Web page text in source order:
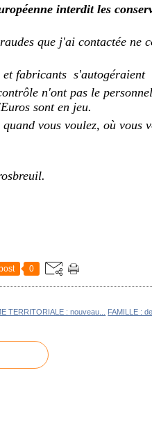
interdit les
que j'ai contactée
et fabricants
n'ont pas le
sont en jeu.
vous voulez, où vous
0
TERRITORIALE : nouveau... FAMILLE :